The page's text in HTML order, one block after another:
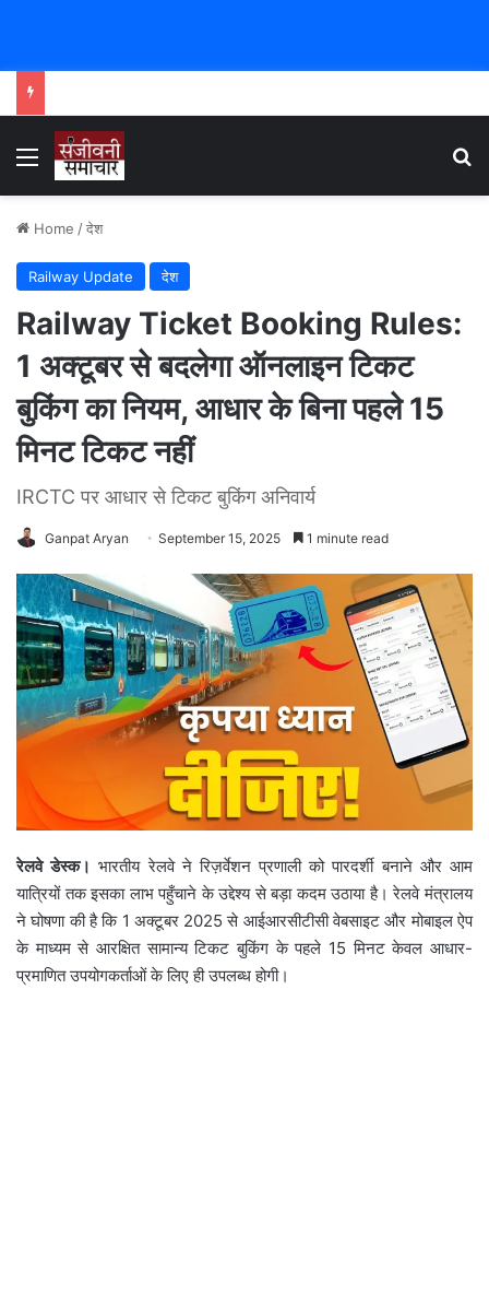
Menu
Home /देश
Railway Update देश
Railway Ticket Booking Rules:
1 अक्टूबर से बदलेगा ऑनलाइन टिकट
बुकिंग का नियम, आधार के बिना पहले 15
मिनट टिकट नहीं
IRCTC पर आधार से टिकट बुकिंग अनिवार्य
Ganpat Aryan September 15, 2025 1 minute read
रेलवे डेस्क। भारतीय रेलवे ने रिज़र्वेशन प्रणाली को पारदर्शी बनाने और आम
यात्रियों तक इसका लाभ पहुँचाने के उद्देश्य से बड़ा कदम उठाया है। रेलवे मंत्रालय
ने घोषणा की है कि 1 अक्टूबर 2025 से आईआरसीटीसी वेबसाइट और मोबाइल ऐप
के माध्यम से आरक्षित सामान्य टिकट बुकिंग के पहले 15 मिनट केवल आधार-
प्रमाणित उपयोगकर्ताओं के लिए ही उपलब्ध होगी।